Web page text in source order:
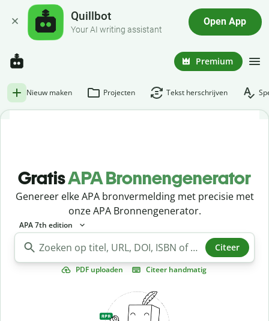
Quillbot
Your AI writing assistant
Open App
Premium
Nieuw maken Projecten Tekst herschrijven
GratisAPA Bronnengenerator
Genereer elke APA bronvermelding met precisie met
onze APA Bronnengenerator.
APA 7th edition
Citeer
PDF uploaden Citeer handmatig